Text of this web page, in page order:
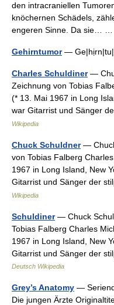
den intracraniellen
knöchernen Schädels,
engeren Sinne. Da sie…
Gehirntumor—
Charles Schuldiner—
Zeichnung von Tobias
(* 13. Mai 1967 in Long
war Gitarrist und Sänger
Wikipedia
Chuck Schuldner—
von Tobias Falberg
1967 in Long Island, New
Gitarrist und Sänger der
Wikipedia
Schuldiner— Chuck
Tobias Falberg Charles
1967 in Long Island, New
Gitarrist und Sänger der
Deutsch Wikipedia
Grey’s Anatomy —
Die jungen Ärzte